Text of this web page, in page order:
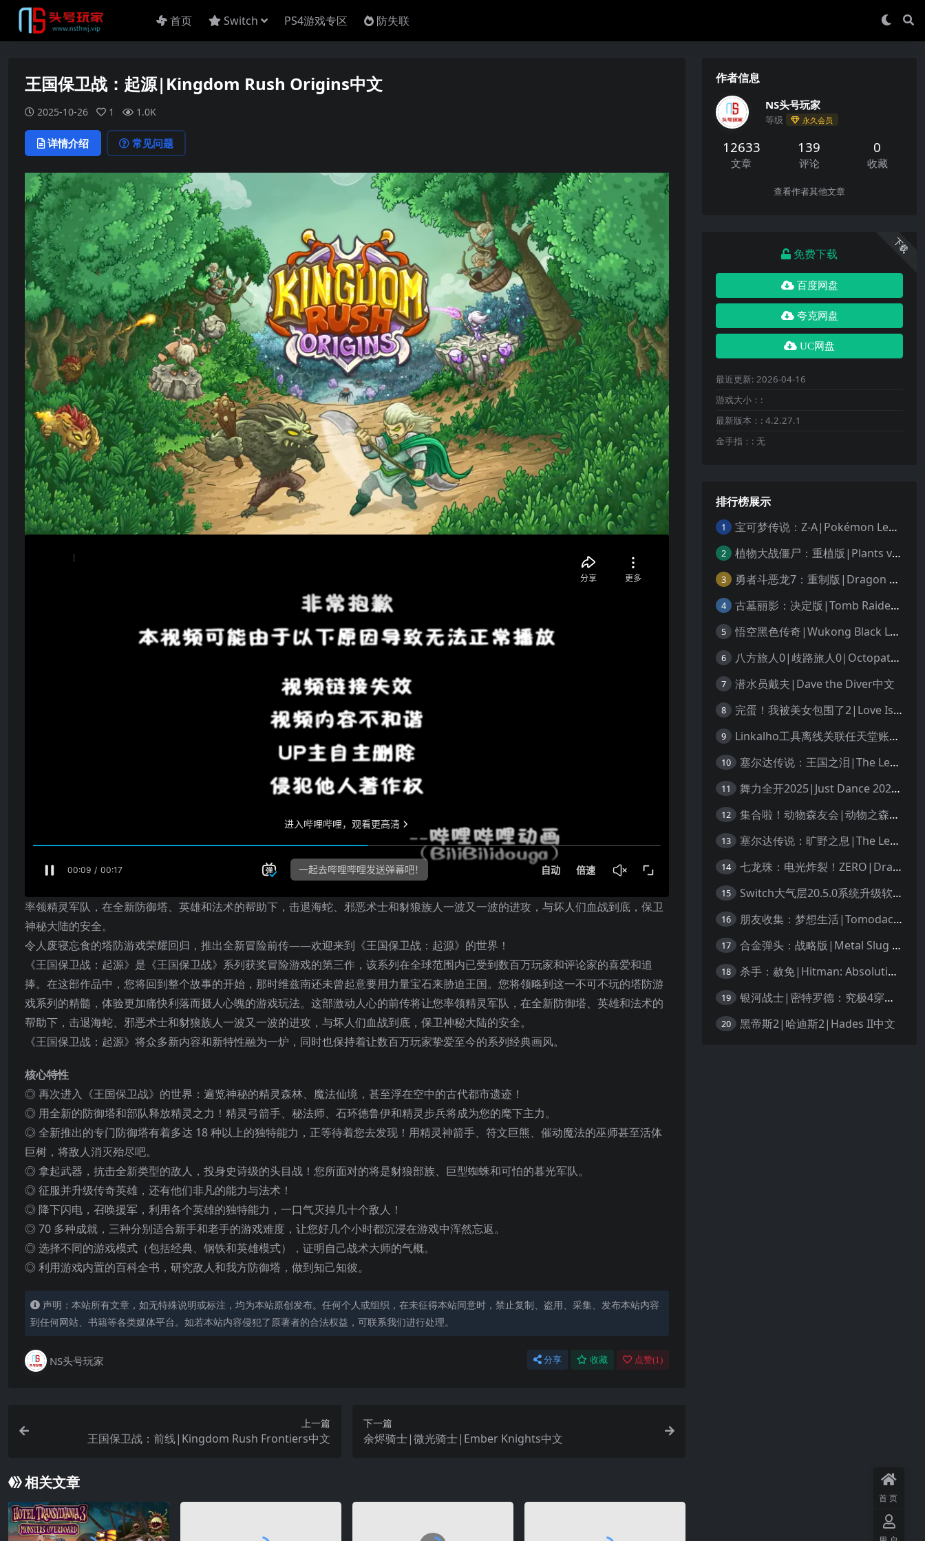
首页 Switch PS4游戏专区 防失联
王国保卫战：起源|Kingdom Rush Origins中文
2025-10-26 1 1.0K
详情介绍 常见问题
率领精灵军队，在全新防御塔、英雄和法术的帮助下，击退海蛇、邪恶术士和豺狼族人一波又一波的进攻，与坏人们血战到底，保卫
神秘大陆的安全。
令人废寝忘食的塔防游戏荣耀回归，推出全新冒险前传——欢迎来到《王国保卫战：起源》的世界！
《王国保卫战：起源》是《王国保卫战》系列获奖冒险游戏的第三作，该系列在全球范围内已受到数百万玩家和评论家的喜爱和追
捧。在这部作品中，您将回到整个故事的开始，那时维兹南还未曾起意要用力量宝石来胁迫王国。您将领略到这一不可不玩的塔防游
戏系列的精髓，体验更加痛快利落而摄人心魄的游戏玩法。这部激动人心的前传将让您率领精灵军队，在全新防御塔、英雄和法术的
帮助下，击退海蛇、 邪恶术士和豺狼族人一波又一波的进攻，与坏人们血战到底，保卫神秘大陆的安全。
《王国保卫战：起源》将众多新内容和新特性融为一炉，同时也保持着让数百万玩家挚爱至今的系列经典画风。
核心特性
◎ 再次进入《王国保卫战》的世界：遍览神秘的精灵森林、魔法仙境，甚至浮在空中的古代都市遗迹！
◎ 用全新的防御塔和部队释放精灵之力！精灵弓箭手、秘法师、石环德鲁伊和精灵步兵将成为您的麾下主力。
◎ 全新推出的专门防御塔有着多达 18 种以上的独特能力，正等待着您去发现！用精灵神箭手、符文巨熊、催动魔法的巫师甚至活体
巨树，将敌人消灭殆尽吧。
◎ 拿起武器，抗击全新类型的敌人，投身史诗级的头目战！您所面对的将是豺狼部族、巨型蜘蛛和可怕的暮光军队。
◎ 征服并升级传奇英雄，还有他们非凡的能力与法术！
◎ 降下闪电，召唤援军，利用各个英雄的独特能力，一口气灭掉几十个敌人！
◎ 70 多种成就，三种分别适合新手和老手的游戏难度，让您好几个小时都沉浸在游戏中浑然忘返。
◎ 选择不同的游戏模式（包括经典、钢铁和英雄模式），证明自己战术大师的气概。
◎ 利用游戏内置的百科全书，研究敌人和我方防御塔，做到知己知彼。
声明：本站所有文章，如无特殊说明或标注，均为本站原创发布。任何个人或组织，在未征得本站同意时，禁止复制、盗用、采集、发布本站内容
到任何网站、书籍等各类媒体平台。如若本站内容侵犯了原著者的合法权益，可联系我们进行处理。
NS头号玩家 分享 收藏 点赞(1 )
上一篇
王国保卫战：前线|Kingdom Rush Frontiers中文
下一篇
余烬骑士|微光骑士|Ember Knights中文
相关文章
作者信息
NS头号玩家
等级 永久会员
12633
文章
139
评论
0
收藏
查看作者其他文章
下载
免费下载
百度网盘
夸克网盘
UC网盘
最近更新: 2026-04-16
游戏大小：:
最新版本：: 4.2.27.1
金手指：: 无
排行榜展示
1 宝可梦传说：Z-A|Pokémon Legends: Z-A中文
2 植物大战僵尸：重植版|Plants vs. Zombies: Replanted中文
3 勇者斗恶龙7：重制版|Dragon Quest VII Reimagined中文
4 古墓丽影：决定版|Tomb Raider: Definitive Edition中文
5 悟空黑色传奇|Wukong Black Legend
6 八方旅人0|歧路旅人0|Octopath Traveler 0中文
7 潜水员戴夫|Dave the Diver中文
8 完蛋！我被美女包围了2|Love Is All Around 2中文
9 Linkalho工具离线关联任天堂账户教程
10 塞尔达传说：王国之泪|The Legend of Zelda: Tears of the Kingdom中文
11 舞力全开2025|Just Dance 2025中文
12 集合啦！动物森友会|动物之森|Animal Crossing: New Horizons中文
13 塞尔达传说：旷野之息|The Legend of Zelda: Breath of the Wild中文
14 七龙珠：电光炸裂！ZERO|Dragon Ball: Sparking! Zero中文
15 Switch大气层20.5.0系统升级软硬破通用教程
16 朋友收集：梦想生活|Tomodachi Life: Living the Dream中文
17 合金弹头：战略版|Metal Slug Tactics中文
18 杀手：赦免|Hitman: Absolution汉化
19 银河战士|密特罗德：究极4穿越未知|Metroid Prime 4: Beyond中文
20 黑帝斯2|哈迪斯2|Hades II中文
首页